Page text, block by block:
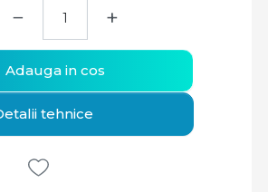
− +
Adauga in cos
tehnice